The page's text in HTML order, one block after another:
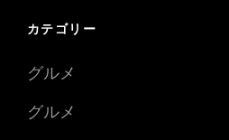
カテゴリー
グルメ
グルメ